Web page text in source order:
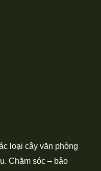
loại cây văn phòng
Chăm sóc – bảo